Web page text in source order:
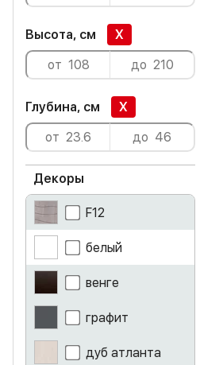
Высота, см X
Глубина, см X
Декоры
F12
белый
венге
графит
дуб атланта